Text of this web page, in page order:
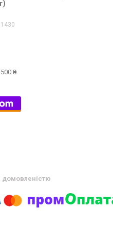
₴
домовленістю